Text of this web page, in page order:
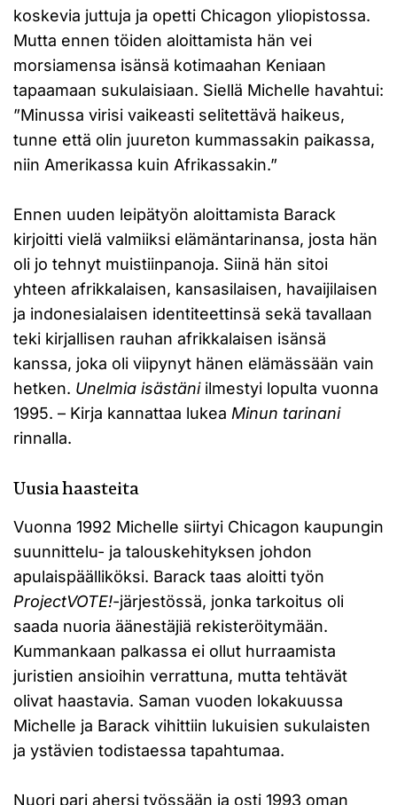
koskevia juttuja ja opetti Chicagon yliopistossa.
Mutta ennen töiden aloittamista hän vei
morsiamensa isänsä kotimaahan Keniaan
tapaamaan sukulaisiaan. Siellä Michelle havahtui:
”Minussa virisi vaikeasti selitettävä haikeus,
tunne että olin juureton kummassakin paikassa,
niin Amerikassa kuin Afrikassakin.”
Ennen uuden leipätyön aloittamista Barack
kirjoitti vielä valmiiksi elämäntarinansa, josta hän
oli jo tehnyt muistiinpanoja. Siinä hän sitoi
yhteen afrikkalaisen, kansasilaisen, havaijilaisen
ja indonesialaisen identiteettinsä sekä tavallaan
teki kirjallisen rauhan afrikkalaisen isänsä
kanssa, joka oli viipynyt hänen elämässään vain
hetken. Unelmia isästäniilmestyi lopulta vuonna
1995. – Kirja kannattaa lukea Minun tarinani
rinnalla.
Uusia haasteita
Vuonna 1992 Michelle siirtyi Chicagon kaupungin
suunnittelu- ja talouskehityksen johdon
apulaispäälliköksi. Barack taas aloitti työn
ProjectVOTE!-järjestössä, jonka tarkoitus oli
saada nuoria äänestäjiä rekisteröitymään.
Kummankaan palkassa ei ollut hurraamista
juristien ansioihin verrattuna, mutta tehtävät
olivat haastavia. Saman vuoden lokakuussa
Michelle ja Barack vihittiin lukuisien sukulaisten
ja ystävien todistaessa tapahtumaa.
Nuori pari ahersi työssään ja osti 1993 oman